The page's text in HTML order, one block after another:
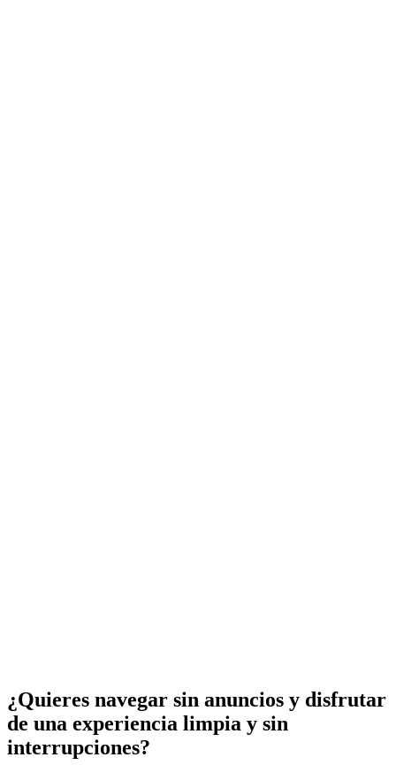
¿Quieres navegar sin anuncios y disfrutar
de una experiencia limpia y sin
interrupciones?